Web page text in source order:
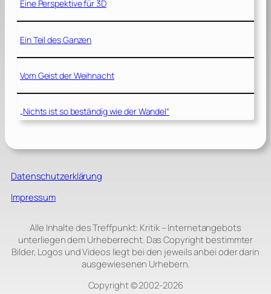
Eine Perspektive für 3D
Ein Teil des Ganzen
Vom Geist der Weihnacht
„Nichts ist so beständig wie der Wandel“
Datenschutzerklärung
Impressum
Alle Inhalte des Treffpunkt: Kritik – Internetangebots
unterliegen dem Urheberrecht. Das Copyright bestimmter
Bilder, Logos und Videos liegt bei den jeweils anbei oder darin
ausgewiesenen Urhebern.
Copyright © 2002‑2026